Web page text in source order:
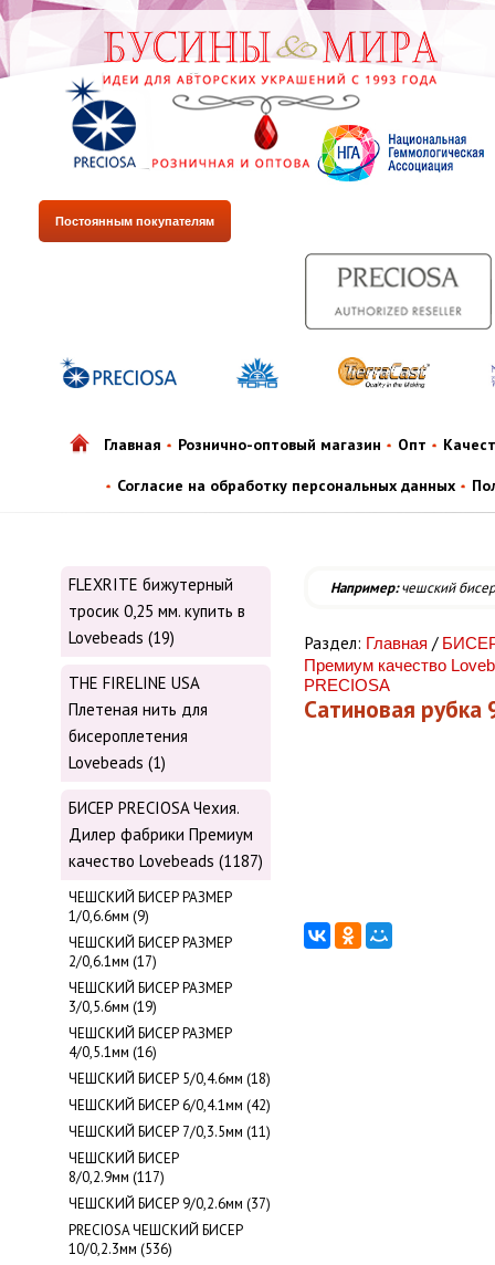
Постоянным покупателям
Главная Рознично-оптовый магазин Опт
Согласие на обработку персональных данных
FLEXRITE бижутерный
тросик 0,25 мм. купить в
Lovebeads (19)
THE FIRELINE USA
Плетеная нить для
бисероплетения
Lovebeads (1)
БИСЕР PRECIOSA Чехия.
Дилер фабрики Премиум
качество Lovebeads (1187)
ЧЕШСКИЙ БИСЕР РАЗМЕР
1/0,6.6мм (9)
ЧЕШСКИЙ БИСЕР РАЗМЕР
2/0,6.1мм (17)
ЧЕШСКИЙ БИСЕР РАЗМЕР
3/0,5.6мм (19)
ЧЕШСКИЙ БИСЕР РАЗМЕР
4/0,5.1мм (16)
ЧЕШСКИЙ БИСЕР 5/0,4.6мм (18)
ЧЕШСКИЙ БИСЕР 6/0,4.1мм (42)
ЧЕШСКИЙ БИСЕР 7/0,3.5мм (11)
ЧЕШСКИЙ БИСЕР
8/0,2.9мм (117)
ЧЕШСКИЙ БИСЕР 9/0,2.6мм (37)
PRECIOSA ЧЕШСКИЙ БИСЕР
10/0,2.3мм (536)
Например:чешский бисер
Раздел: Главная / БИСЕР
Премиум качество
PRECIOSA
Сатиновая